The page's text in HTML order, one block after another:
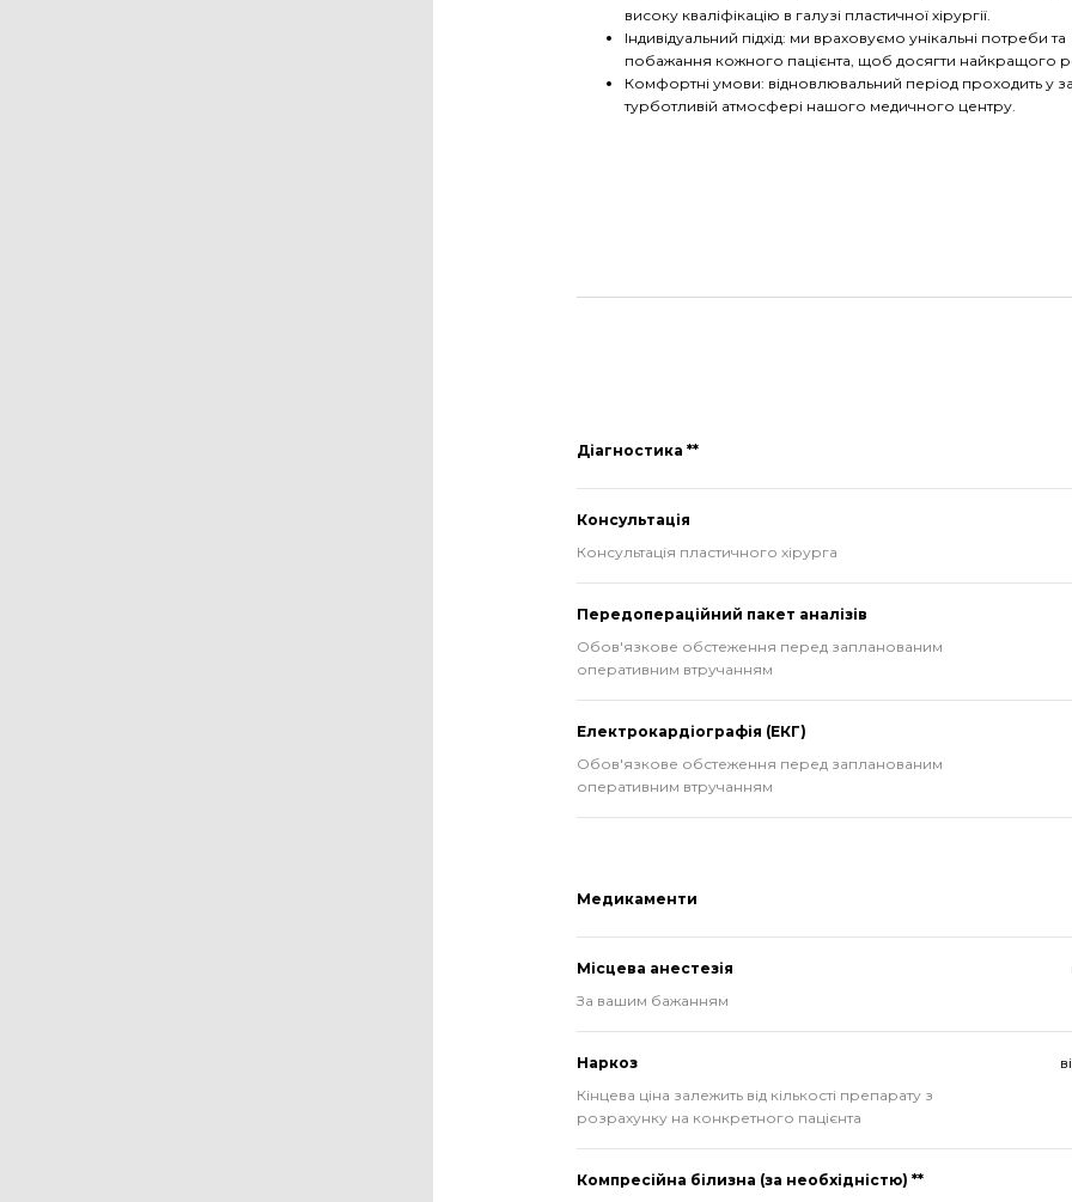
високу кваліфікацію в галузі пластичної хірургії.
Індивідуальний підхід: ми враховуємо унікальні потреби та
побажання кожного пацієнта, щоб досягти найкращого
Комфортні умови: відновлювальний період проходить у
турботливій атмосфері нашого медичного центру.
Діагностика **
Консультація
Консультація пластичного хірурга
Передопераційний пакет аналізів
Обов'язкове обстеження перед запланованим
оперативним втручанням
Електрокардіографія (ЕКГ)
Обов'язкове обстеження перед запланованим
оперативним втручанням
Медикаменти
Місцева анестезія
За вашим бажанням
Наркоз
Кінцева ціна залежить від кількості препарату з
розрахунку на конкретного пацієнта
Компресійна білизна (за необхідністю) **